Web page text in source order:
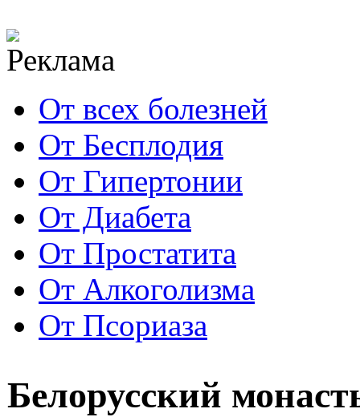
От всех болезней
От Бесплодия
От Гипертонии
От Диабета
От Простатита
От Алкоголизма
От Псориаза
Белорусский